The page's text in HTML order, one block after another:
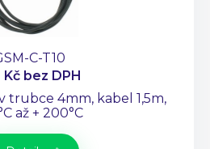
C-T10
Kč bez DPH
4mm, kabel 1,5m,
až + 200°C